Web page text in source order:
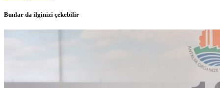
Bunlar da ilginizi çekebilir